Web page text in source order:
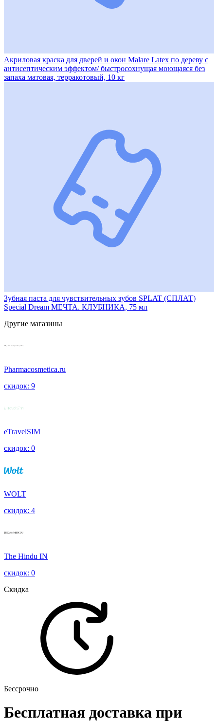
Акриловая краска для дверей и окон Malare Latex по дереву с
антисептическим эффектом/ быстросохнущая моющаяся без
запаха матовая, терракотовый, 10 кг
Зубная паста для чувствительных зубов SPLAT (СПЛАТ)
Special Dream МЕЧТА. КЛУБНИКА, 75 мл
Другие магазины
Pharmacosmetica.ru
скидок: 9
eTravelSIM
скидок: 0
WOLT
скидок: 4
The Hindu IN
скидок: 0
Скидка
Бессрочно
Бесплатная доставка при